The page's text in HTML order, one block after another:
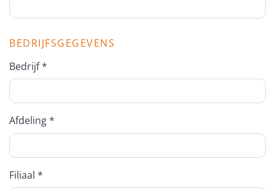
BEDRIJFSGEGEVENS
Bedrijf *
Afdeling *
Filiaal *